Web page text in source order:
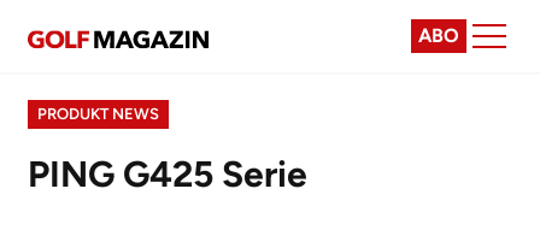
ABO
PRODUKT NEWS
PING G425 Serie